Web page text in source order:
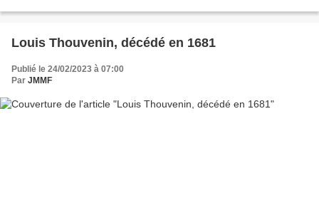
Louis Thouvenin, décédé en 1681
Publié le 24/02/2023 à 07:00
Par JMMF